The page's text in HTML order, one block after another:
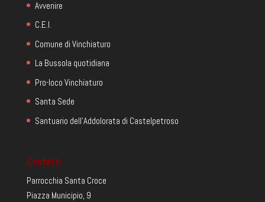
Avvenire
C.E.I.
Comune di Vinchiaturo
La Bussola quotidiana
Pro-loco Vinchiaturo
Santa Sede
Santuario dell'Addolorata di Castelpetroso
Contatti
Parrocchia Santa Croce
Piazza Municipio, 9